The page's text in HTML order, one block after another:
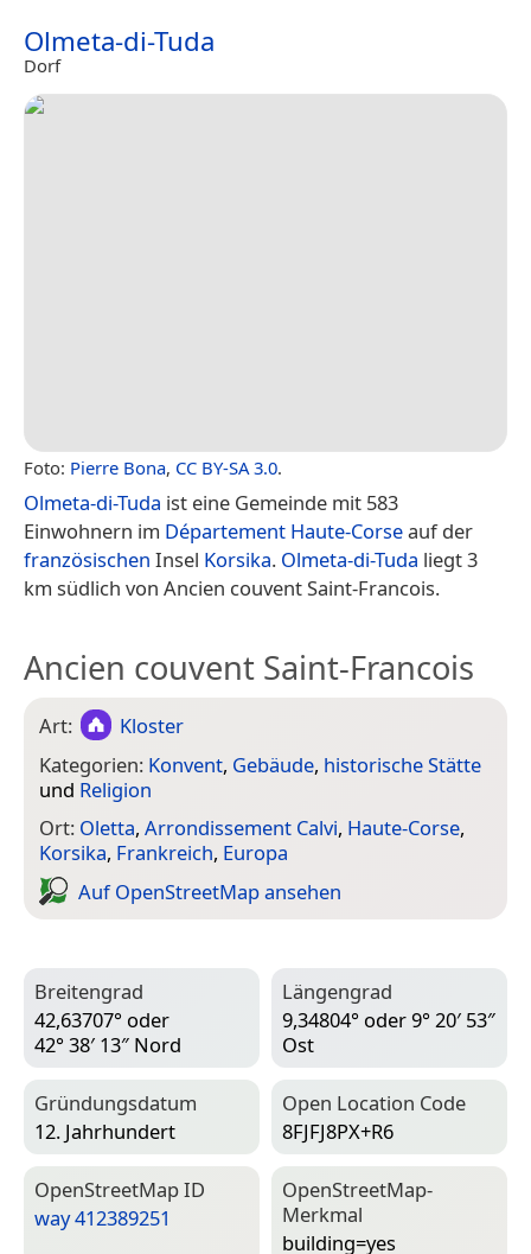
Olmeta-di-Tuda
Dorf
Foto: Pierre Bona, CC BY-SA 3.0.
Olmeta-di-Tuda ist eine Gemeinde mit 583
Einwohnern im Département Haute-Corseauf der
französischen Insel Korsika. Olmeta-di-Tuda liegt 3
km südlich von Ancien couvent Saint-Francois.
Ancien couvent Saint-Francois
Art:
Kloster
Kategorien: Konvent, Gebäude, historische Stätte
und Religion
Ort: Oletta, Arrondissement Calvi, Haute-Corse,
Korsika, Frankreich, Europa
Auf Open­Street­Map ansehen
Breitengrad
42,63707° oder
42° 38′ 13″ Nord
Längengrad
9,34804° oder 9° 20′ 53″
Ost
Gründungsdatum
12. Jahrhundert
Open Location Code
8FJFJ8PX+R6
Open­Street­Map ID
way 412389251
Open­Street­Map-
Merkmal
building=­yes